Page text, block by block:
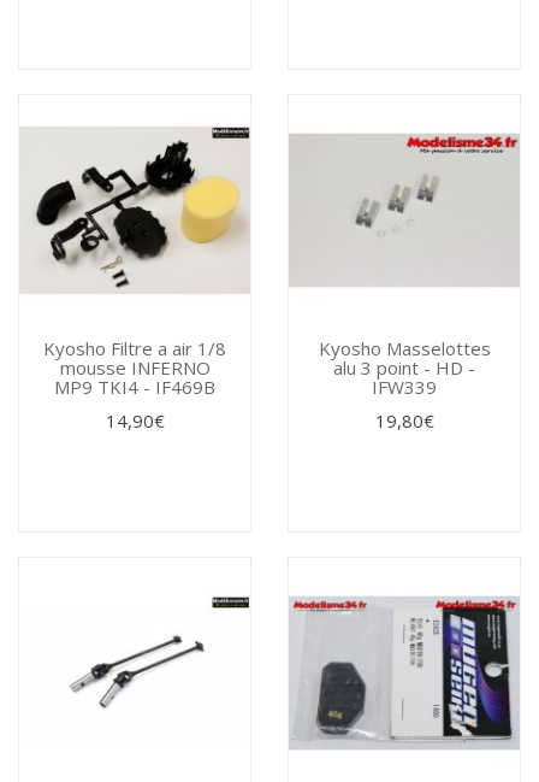
Kyosho Filtre a air 1/8
mousse INFERNO
MP9 TKI4 - IF469B
14,90€
Kyosho Masselottes
alu 3 point - HD -
IFW339
19,80€